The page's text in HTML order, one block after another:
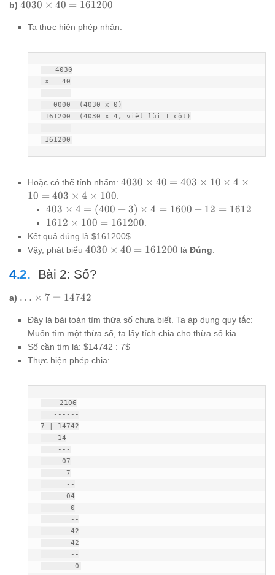
b) 4030
40 =
4030 × 40 = 161200
Ta thực hiện phép nhân:
161200
Hoặc có thể tính nhẩm: 4030
40 =
403
\times
10
\times
\times
4
\times
100
4030 × 40 = 403 × 10 × 4 ×
10 = 403 × 4 × 100
403
\times
4 =
(400
+ 3)
\times
4 =
1600
=
1612
403 × 4 = (400 + 3) × 4 = 1600 + 12 = 1612
1612
\times
100 =
1612 × 100 = 161200
Kết quả đúng là $161200$.
Vậy, phát biểu 4030
40 =
4030 × 40 = 161200 làĐúng
Bài 2: Số?
a) \ldots
7 =
14742
… × 7 = 14742
Đây là bài toán tìm thừa số chưa biết. Ta áp dụng quy tắc:
Muốn tìm một thừa số, ta lấy tích chia cho thừa số kia.
Số cần tìm là: $14742 : 7$
Thực hiện phép chia:
7 | 14742
        0